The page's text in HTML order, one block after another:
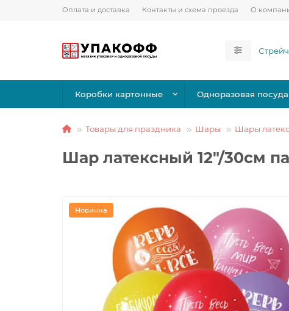
Оплата и доставка Контакты и схема проезда О
Коробки картонные Одноразовая посуда
Товары для праздника Шары Шары
Шар латексный 12"/30см
Новинка